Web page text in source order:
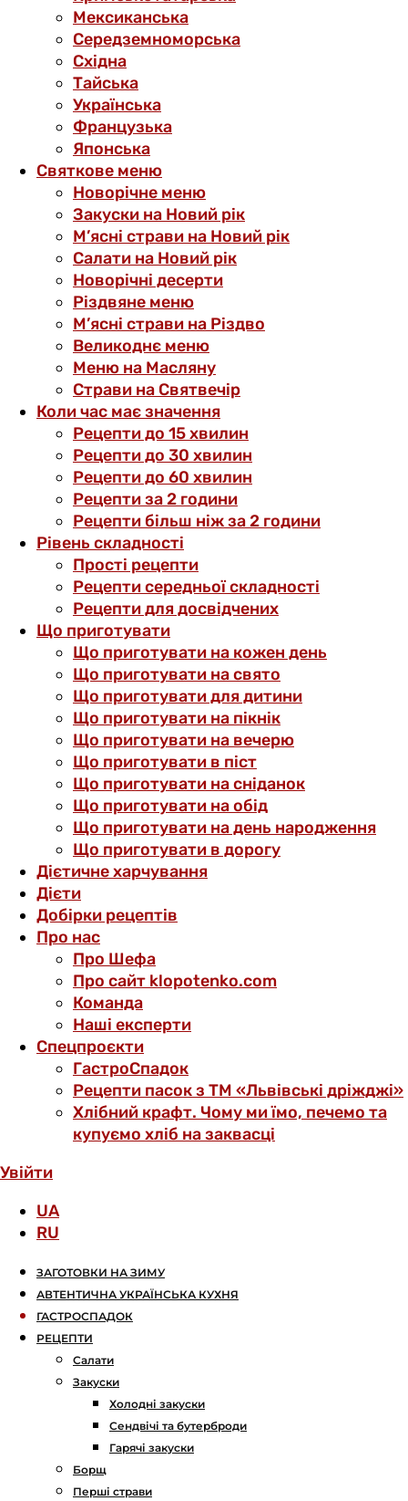
Мексиканська
Середземноморська
Східна
Тайська
Українська
Французька
Японська
Святкове меню
Новорічне меню
Закуски на Новий рік
М’ясні страви на Новий рік
Салати на Новий рік
Новорічні десерти
Різдвяне меню
М’ясні страви на Різдво
Великоднє меню
Меню на Масляну
Страви на Святвечір
Коли час має значення
Рецепти до 15 хвилин
Рецепти до 30 хвилин
Рецепти до 60 хвилин
Рецепти за 2 години
Рецепти більш ніж за 2 години
Рівень складності
Прості рецепти
Рецепти середньої складності
Рецепти для досвідчених
Що приготувати
Що приготувати на кожен день
Що приготувати на свято
Що приготувати для дитини
Що приготувати на пікнік
Що приготувати на вечерю
Що приготувати в піст
Що приготувати на сніданок
Що приготувати на обід
Що приготувати на день народження
Що приготувати в дорогу
Дієтичне харчування
Дієти
Добірки рецептів
Про нас
Про Шефа
Про сайт klopotenko.com
Команда
Наші експерти
Спецпроєкти
ГастроСпадок
Рецепти пасок з ТМ «Львівські дріжджі»
Хлібний крафт. Чому ми їмо, печемо та
купуємо хліб на заквасці
Увійти
UA
RU
ЗАГОТОВКИ НА ЗИМУ
АВТЕНТИЧНА УКРАЇНСЬКА КУХНЯ
ГАСТРОСПАДОК
РЕЦЕПТИ
Салати
Закуски
Холодні закуски
Сендвічі та бутерброди
Гарячі закуски
Борщ
Перші страви